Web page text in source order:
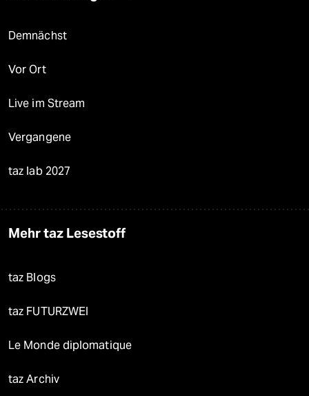
Demnächst
Vor Ort
Live im Stream
Vergangene
taz lab 2027
Mehr taz Lesestoff
taz Blogs
taz FUTURZWEI
Le Monde diplomatique
taz Archiv